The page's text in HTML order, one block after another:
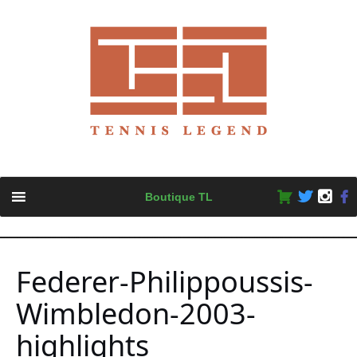
content
Boutique TL
Federer-Philippoussis-
Wimbledon-2003-
highlights